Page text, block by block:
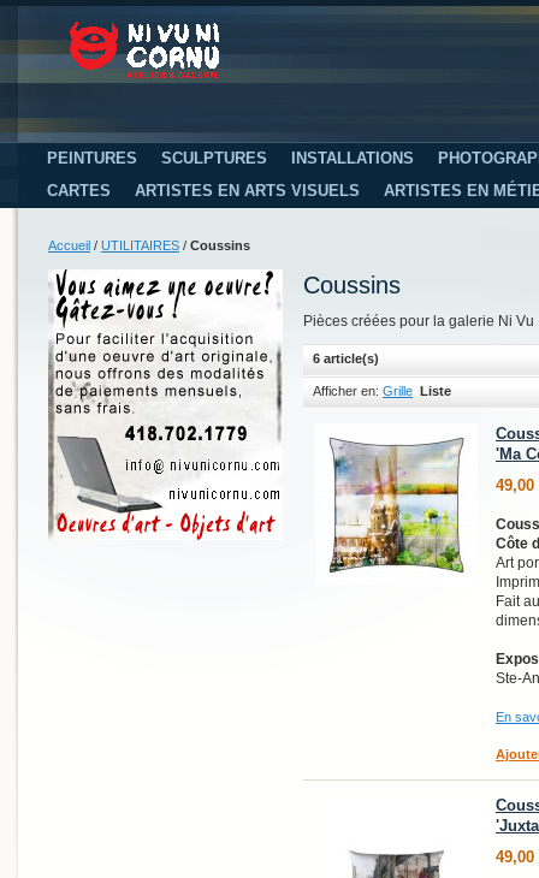
PEINTURES SCULPTURES INSTALLATIONS
CARTES
ARTISTES EN ARTS VISUELS ARTISTES EN
Accueil / UTILITAIRES / Coussins
Coussins
Pièces créées pour la galerie Ni
6 article(s)
Afficher en: Grille Liste
'Ma
49,00
Côte
Art
Fait
Ste-
En
49,00